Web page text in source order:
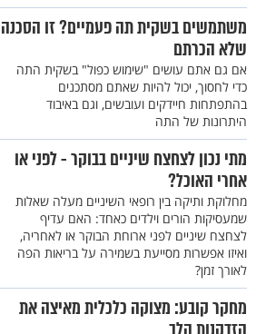
משתמשים בשקית תה פעמיים? זו הסכנה
שלא הכרתם
אם גם אתם עושים "שימוש כפול" בשקית התה
כדי לחסוך, יכול להיות שאתם מסתכנים
בהתפתחות חיידקים ועובשים, וגם באיבוד
היתרונות של התה
מתי נכון לצחצח שיניים בבוקר - לפני או
אחרי האוכל?
מחלוקת ותיקה בין רופאי השיניים מעלה שאלות
שמעסיקות הורים וילדים כאחד: האם עדיף
לצחצח שיניים לפני ארוחת הבוקר או לאחריה,
ואיזו אפשרות מסייעת בשמירה על בריאות הפה
לאורך זמן?
מחקר קובע: מצוקה כלכלית מאיצה את